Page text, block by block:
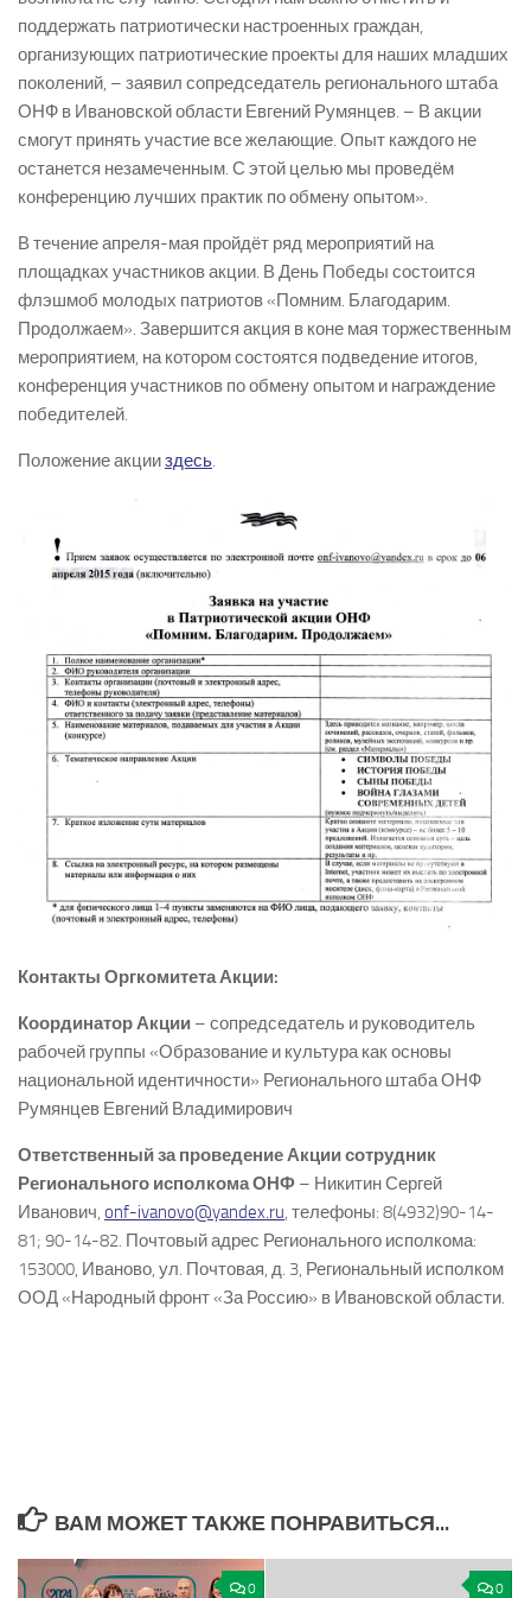
поддержать патриотически настроенных граждан,
организующих патриотические проекты для наших младших
поколений, – заявил сопредседатель регионального штаба
ОНФ в Ивановской области Евгений Румянцев. – В акции
смогут принять участие все желающие. Опыт каждого не
останется незамеченным. С этой целью мы проведём
конференцию лучших практик по обмену опытом».
В течение апреля-мая пройдёт ряд мероприятий на
площадках участников акции. В День Победы состоится
флэшмоб молодых патриотов «Помним. Благодарим.
Продолжаем». Завершится акция в коне мая торжественным
мероприятием, на котором состоятся подведение итогов,
конференция участников по обмену опытом и награждение
победителей.
Положение акцииздесь.
Контакты Оргкомитета Акции:
Координатор Акции – сопредседатель и руководитель
рабочей группы «Образование и культура как основы
национальной идентичности» Регионального штаба ОНФ
Румянцев Евгений Владимирович
Ответственный за проведение Акции сотрудник
Регионального исполкома ОНФ – Никитин Сергей
Иванович, onf-ivanovo@yandex.ru, телефоны: 8(4932)90-14-
81; 90-14-82. Почтовый адрес Регионального исполкома:
153000, Иваново, ул. Почтовая, д. 3, Региональный исполком
ООД «Народный фронт «За Россию» в Ивановской области.
ВАМ МОЖЕТ ТАКЖЕ ПОНРАВИТЬСЯ...
0 0